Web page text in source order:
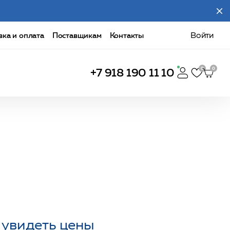
и оплата Поставщикам Контакты Войти
+7 918 190 11 10
цены